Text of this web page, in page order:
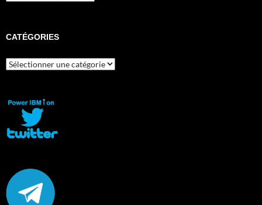
CATÉGORIES
Catégories